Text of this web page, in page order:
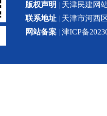
版权声明 | 天津民建网
联系地址 | 天津市河西
网站备案 | 津ICP备